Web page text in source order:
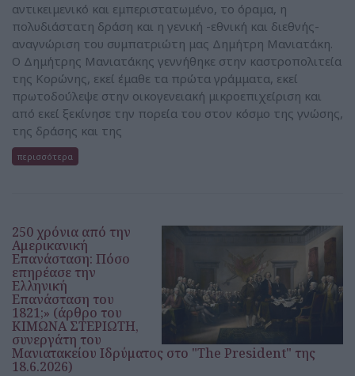
αντικειμενικό και εμπεριστατωμένο, το όραμα, η
πολυδιάστατη δράση και η γενική -εθνική και διεθνής-
αναγνώριση του συμπατριώτη μας Δημήτρη Μανιατάκη.
Ο Δημήτρης Μανιατάκης γεννήθηκε στην καστροπολιτεία
της Κορώνης, εκεί έμαθε τα πρώτα γράμματα, εκεί
πρωτοδούλεψε στην οικογενειακή μικροεπιχείριση και
από εκεί ξεκίνησε την πορεία του στον κόσμο της γνώσης,
της δράσης και της
περισσότερα
250 χρόνια από την
Aμερικανική
Eπανάσταση: Πόσο
επηρέασε την
Eλληνική
Eπανάσταση του
1821;» (άρθρο του
ΚΙΜΩΝΑ ΣΤΕΡΙΩΤΗ,
συνεργάτη του
Μανιατακείου Ιδρύματος στο "The President" της
18.6.2026)